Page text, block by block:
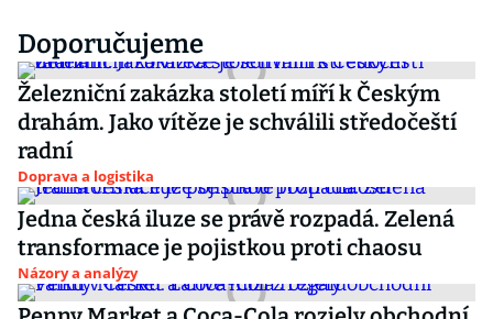
Doporučujeme
Železniční zakázka století míří k Českým
drahám. Jako vítěze je schválili středočeští
radní
Doprava a logistika
Jedna česká iluze se právě rozpadá. Zelená
transformace je pojistkou proti chaosu
Názory a analýzy